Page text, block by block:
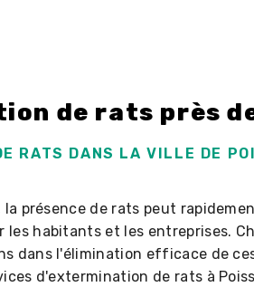
de rats près
RATS DANS LA VILLE DE
la présence de rats peut
les habitants et les entreprises.
dans l'élimination efficace de
d'extermination de rats à